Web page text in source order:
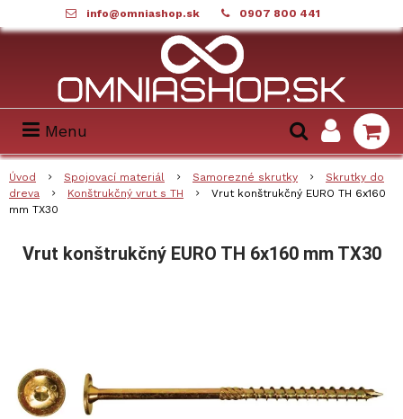
info@omniashop.sk 0907 800 441
Menu
Úvod Spojovací materiál Samorezné skrutky
Skrutky do
dreva
Konštrukčný vrut s TH
Vrut konštrukčný EURO TH 6x160
mm TX30
Vrut konštrukčný EURO TH 6x160 mm TX30